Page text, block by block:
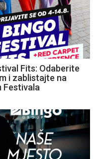
Fits: Odaberite
i zablistajte na
Festivala